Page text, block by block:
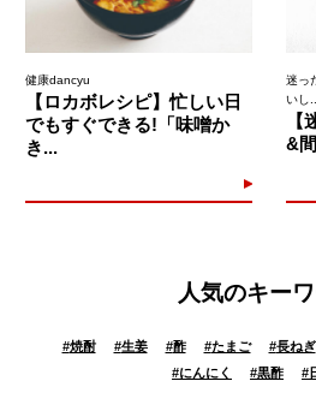
健康dancyu
【ロカボレシピ】忙しい日
でもすぐできる!「味噌か
き...
迷っ
いし
&
人気のキー
#焼酎 #生姜 #酢 #たまご #長ねぎ
#にんにく #黒酢 #